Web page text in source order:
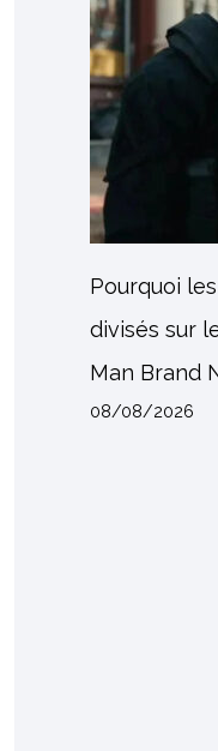
Pourquoi
divisés sur
Man Brand
08/08/2026